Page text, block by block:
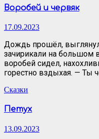
Воробей и червяк
17.09.2023
Дождь прошёл,
зачирикали на большом
воробей сидел,
горестно вздыхая. — Ты
Сказки
Петух
13.09.2023